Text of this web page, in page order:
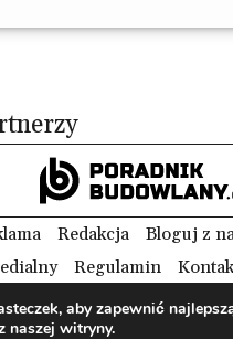
Redakcja
Bloguj z
Regulamin
Biznes i Styl. Wszystkie prawa
aby zapewnić
naszej witryny.